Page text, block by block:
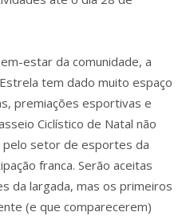
estar da comunidade, a
tem dado muito espaço
premiações esportivas e
Ciclístico de Natal não
pelo setor de esportes da
franca. Serão aceitas
da largada, mas os primeiros
(e que comparecerem)